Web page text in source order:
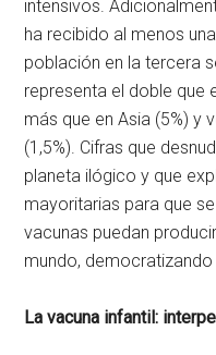
intensivos.
ha recibido al menos
población en la tercera
representa el doble que
más que en Asia (5%) y
(1,5%). Cifras que
planeta ilógico y que
mayoritarias para que
vacunas puedan
mundo,
La vacuna infantil: